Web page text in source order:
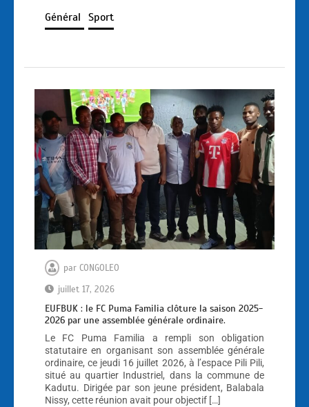
Général Sport
par CONGOLEO
juillet 17, 2026
EUFBUK : le FC Puma Familia clôture la saison 2025-
2026 par une assemblée générale ordinaire.
Le FC Puma Familia a rempli son obligation
statutaire en organisant son assemblée générale
ordinaire, ce jeudi 16 juillet 2026, à l’espace Pili Pili,
situé au quartier Industriel, dans la commune de
Kadutu. Dirigée par son jeune président, Balabala
Nissy, cette réunion avait pour objectif […]